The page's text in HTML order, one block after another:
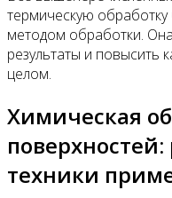
термическую
методом обработки.
результаты и повысить
целом.
Химическая
техники